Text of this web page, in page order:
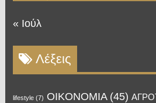
« Ιούλ
Λέξεις
lifestyle(7) OIKONOMIA(45)